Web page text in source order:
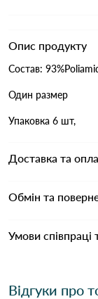
Опис продукту
Состав:
Один размер
Упаковка 6 шт,
Доставка та
Обмін та
Умови співпраці
Відгуки про